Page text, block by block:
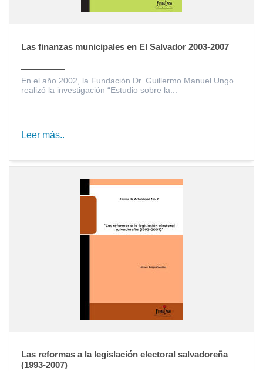
Las finanzas municipales en El Salvador 2003-2007
En el año 2002, la Fundación Dr. Guillermo Manuel Ungo
realizó la investigación “Estudio sobre la...
Leer más..
Las reformas a la legislación electoral salvadoreña
(1993-2007)